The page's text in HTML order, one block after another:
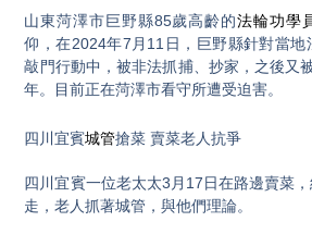
山東菏澤市巨野縣85歲高齡的法輪功學
仰，在2024年7月11日，巨野縣針對當地
敲門行動中，被非法抓捕、抄家，之後又
年。目前正在菏澤市看守所遭受迫害。
四川宜賓城管搶菜 賣菜老人抗爭
四川宜賓一位老太太3月17日在路邊賣菜
走，老人抓著城管，與他們理論。